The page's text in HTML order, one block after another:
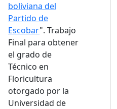
boliviana del
Partido de
Escobar". Trabajo
Final para obtener
el grado de
Técnico en
Floricultura
otorgado por la
Universidad de